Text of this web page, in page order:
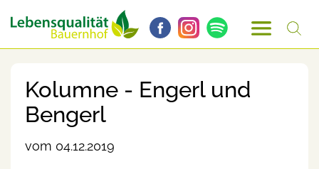
Kolumne - Engerl und
Bengerl
vom 04.12.2019